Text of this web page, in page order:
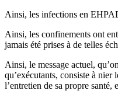
Ainsi, les infections en
Ainsi, les confinements ont
jamais été prises à de telles
Ainsi, le message actuel,
qu’exécutants, consiste à
l’entretien de sa propre santé,